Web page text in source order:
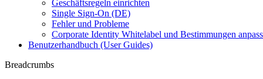
Geschäftsregeln einrichten
Single Sign-On (DE)
Fehler und Probleme
Corporate Identity Whitelabel und Bestimmungen
Benutzerhandbuch (User Guides)
Breadcrumbs